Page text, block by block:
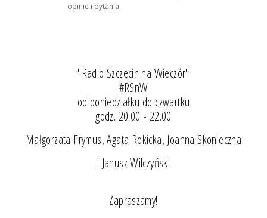
opinie i pytania.
"Radio Szczecin na Wieczór"
#RSnW
od poniedziałku do czwartku
godz. 20.00 - 22.00
Małgorzata Frymus, Agata Rokicka, Joanna Skonieczna
i Janusz Wilczyński
Zapraszamy!